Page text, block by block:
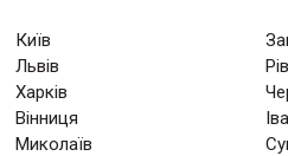
Київ
Львів
Харків
Вінниця
Миколаїв